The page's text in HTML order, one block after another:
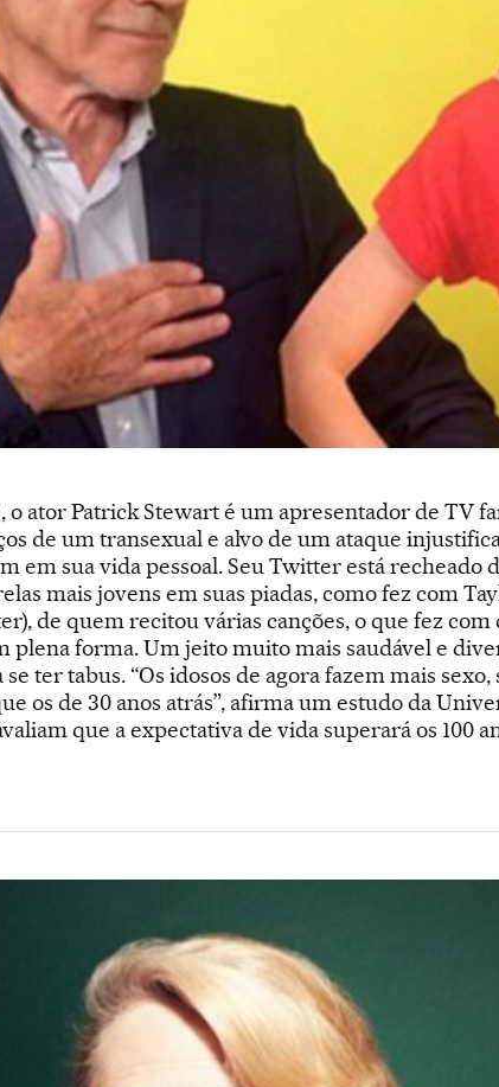
o ator Patrick Stewart é um apresentador de TV
de um transexual e alvo de um ataque
em sua vida pessoal. Seu Twitter está recheado
mais jovens em suas piadas, como fez com
de quem recitou várias canções, o que fez
plena forma. Um jeito muito mais saudável e
se ter tabus. “Os idosos de agora fazem mais
os de 30 anos atrás”, afirma um estudo da
que a expectativa de vida superará os 100